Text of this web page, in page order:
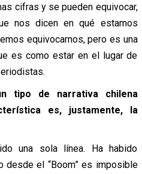
cifras y se pueden equivocar,
nos dicen en qué estamos
equivocarnos, pero es una
es como estar en el lugar de
tipo de narrativa chilena
es, justamente, la
una sola línea. Ha habido
desde el “Boom” es imposible